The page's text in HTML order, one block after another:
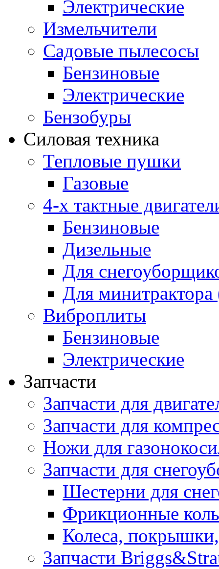
Электрические
Измельчители
Садовые пылесосы
Бензиновые
Электрические
Бензобуры
Силовая техника
Тепловые пушки
Газовые
4-х тактные
Бензиновые
Дизельные
Для
Для минитрактора
Виброплиты
Бензиновые
Электрические
Запчасти
Запчасти для
Запчасти для
Ножи для
Запчасти для
Шестерни для
Фрикционные
Колеса,
Запчасти